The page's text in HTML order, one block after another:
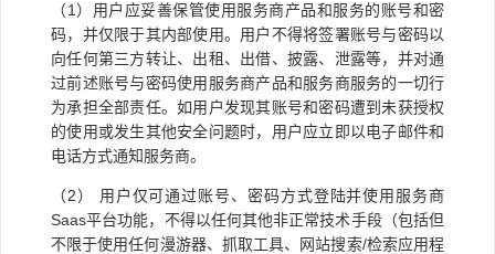
（1）用户应妥善保管使用服务商产品和服务的账号和密
码，并仅限于其内部使用。用户不得将签署账号与密码以
向任何第三方转让、出租、出借、披露、泄露等，并对通
过前述账号与密码使用服务商产品和服务商服务的一切行
为承担全部责任。如用户发现其账号和密码遭到未获授权
的使用或发生其他安全问题时，用户应立即以电子邮件和
电话方式通知服务商。
（2） 用户仅可通过账号、密码方式登陆并使用服务商
Saas平台功能，不得以任何其他非正常技术手段（包括但
不限于使用任何漫游器、抓取工具、网站搜索/检索应用程